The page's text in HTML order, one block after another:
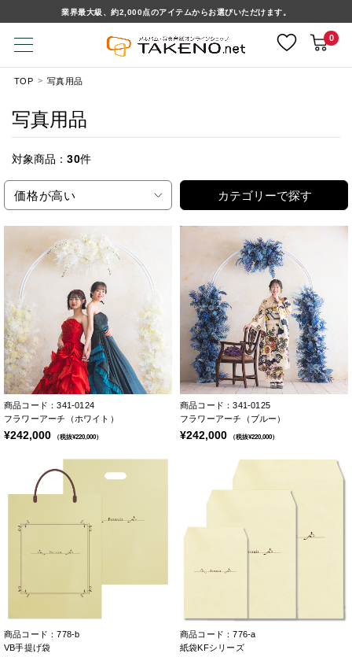
業界最大級、約2,000点のアイテムからお選びいただけます。
0
TOP 写真用品
写真用品
対象商品： 30件
価格が高い カテゴリーで探す
商品コード：341-0124
フラワーアーチ（ホワイト）
¥242,000 （税抜¥220,000）
商品コード：341-0125
フラワーアーチ（ブルー）
¥242,000 （税抜¥220,000）
商品コード：778-b
VB手提げ袋
商品コード：776-a
紙袋KFシリーズ